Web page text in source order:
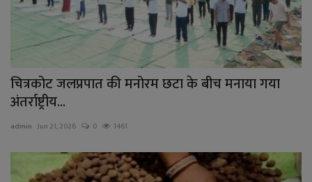
चित्रकोट जलप्रपात की मनोरम छटा के बीच मनाया गया
अंतर्राष्ट्रीय...
admin Jun 21, 2026 0 1461